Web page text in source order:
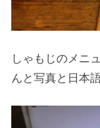
しゃもじのメニ
んと写真と日本